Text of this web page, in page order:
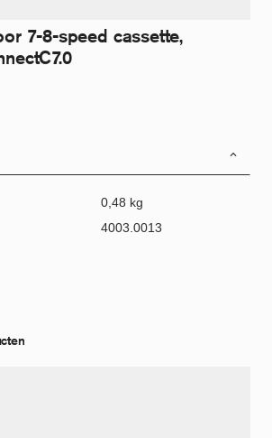
7-8-speed cassette,
0,48 kg
4003.0013